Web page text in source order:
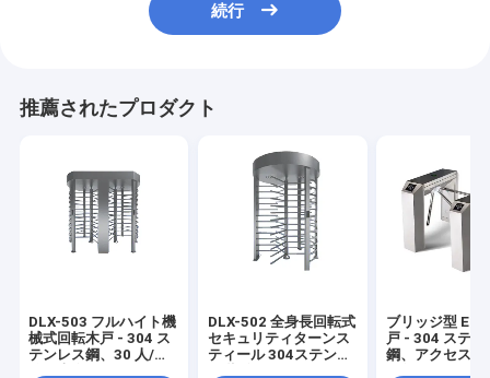
続行
推薦されたプロダクト
DLX-503 フルハイト機
械式回転木戸 - 304 ス
テンレス鋼、30 人/
DLX-502 全身長回転式
セキュリティターンス
ティール 304ステンレ
ブリッジ型
戸 - 304 ステン
鋼、アクセス制